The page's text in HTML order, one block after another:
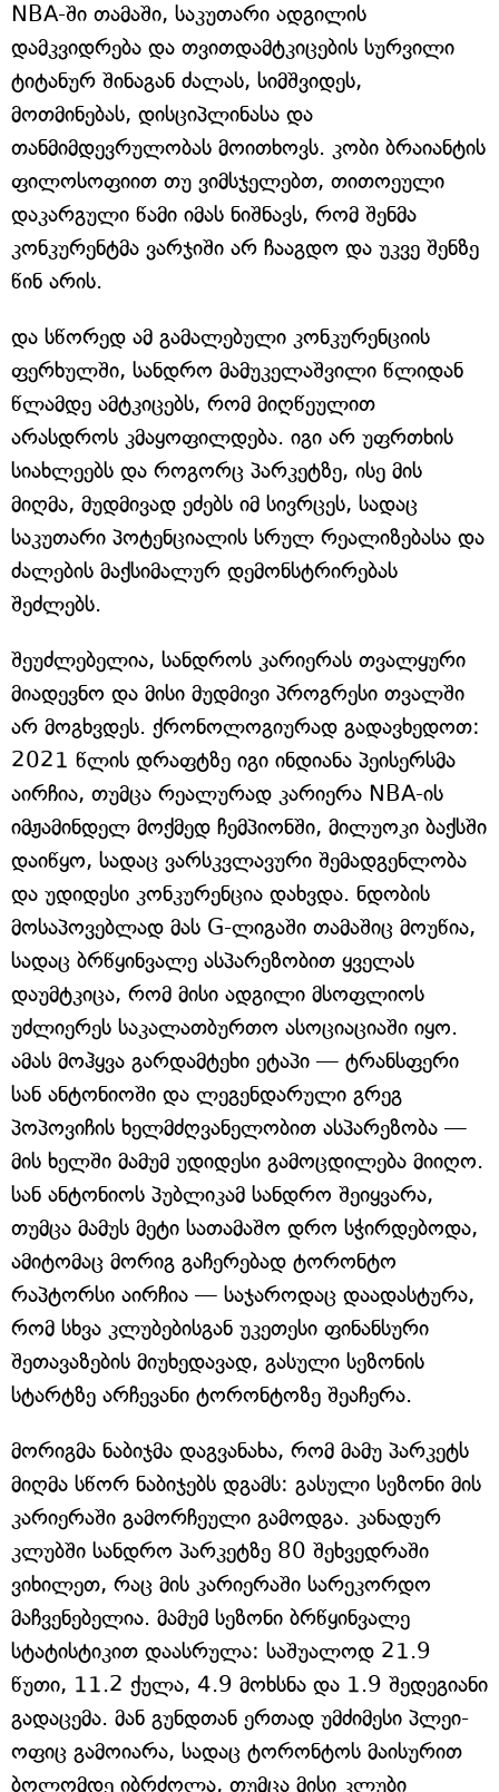
NBA-ში თამაში, საკუთარი ადგილის
დამკვიდრება და თვითდამტკიცების სურვილი
ტიტანურ შინაგან ძალას, სიმშვიდეს,
მოთმინებას, დისციპლინასა და
თანმიმდევრულობას მოითხოვს. კობი ბრაიანტის
ფილოსოფიით თუ ვიმსჯელებთ, თითოეული
დაკარგული წამი იმას ნიშნავს, რომ შენმა
კონკურენტმა ვარჯიში არ ჩააგდო და უკვე შენზე
წინ არის.
და სწორედ ამ გამალებული კონკურენციის
ფერხულში, სანდრო მამუკელაშვილი წლიდან
წლამდე ამტკიცებს, რომ მიღწეულით
არასდროს კმაყოფილდება. იგი არ უფრთხის
სიახლეებს და როგორც პარკეტზე, ისე მის
მიღმა, მუდმივად ეძებს იმ სივრცეს, სადაც
საკუთარი პოტენციალის სრულ რეალიზებასა და
ძალების მაქსიმალურ დემონსტრირებას
შეძლებს.
შეუძლებელია, სანდროს კარიერას თვალყური
მიადევნო და მისი მუდმივი პროგრესი თვალში
არ მოგხვდეს. ქრონოლოგიურად გადავხედოთ:
2021 წლის დრაფტზე იგი ინდიანა პეისერსმა
აირჩია, თუმცა რეალურად კარიერა NBA-ის
იმჟამინდელ მოქმედ ჩემპიონში, მილუოკი ბაქსში
დაიწყო, სადაც ვარსკვლავური შემადგენლობა
და უდიდესი კონკურენცია დახვდა. ნდობის
მოსაპოვებლად მას G-ლიგაში თამაშიც მოუწია,
სადაც ბრწყინვალე ასპარეზობით ყველას
დაუმტკიცა, რომ მისი ადგილი მსოფლიოს
უძლიერეს საკალათბურთო ასოციაციაში იყო.
ამას მოჰყვა გარდამტეხი ეტაპი — ტრანსფერი
სან ანტონიოში და ლეგენდარული გრეგ
პოპოვიჩის ხელმძღვანელობით ასპარეზობა —
მის ხელში მამუმ უდიდესი გამოცდილება მიიღო.
სან ანტონიოს პუბლიკამ სანდრო შეიყვარა,
თუმცა მამუს მეტი სათამაშო დრო სჭირდებოდა,
ამიტომაც მორიგ გაჩერებად ტორონტო
რაპტორსი აირჩია — საჯაროდაც დაადასტურა,
რომ სხვა კლუბებისგან უკეთესი ფინანსური
შეთავაზების მიუხედავად, გასული სეზონის
სტარტზე არჩევანი ტორონტოზე შეაჩერა.
მორიგმა ნაბიჯმა დაგვანახა, რომ მამუ პარკეტს
მიღმა სწორ ნაბიჯებს დგამს: გასული სეზონი მის
კარიერაში გამორჩეული გამოდგა. კანადურ
კლუბში სანდრო პარკეტზე 80 შეხვედრაში
ვიხილეთ, რაც მის კარიერაში სარეკორდო
მაჩვენებელია. მამუმ სეზონი ბრწყინვალე
სტატისტიკით დაასრულა: საშუალოდ 21.9
წუთი, 11.2 ქულა, 4.9 მოხსნა და 1.9 შედეგიანი
გადაცემა. მან გუნდთან ერთად უმძიმესი პლეი-
ოფიც გამოიარა, სადაც ტორონტოს მაისურით
ბოლომდე იბრძოლა, თუმცა მისი კლუბი